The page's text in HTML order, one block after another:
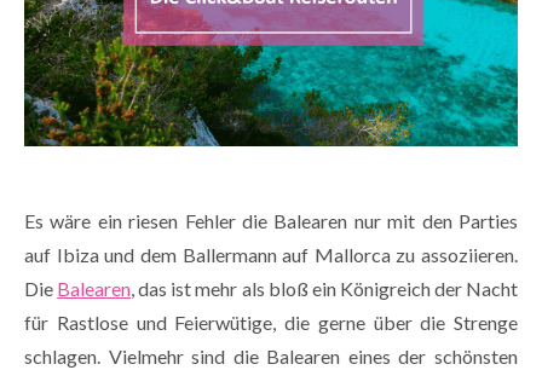
Es wäre ein riesen Fehler die Balearen nur mit den Parties
auf Ibiza und dem Ballermann auf Mallorca zu assoziieren.
Die Balearen, das ist mehr als bloß ein Königreich der Nacht
für Rastlose und Feierwütige, die gerne über die Strenge
schlagen. Vielmehr sind die Balearen eines der schönsten